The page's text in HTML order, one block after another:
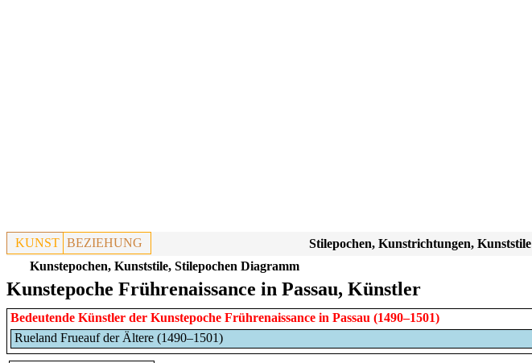
KUNST BEZIEHUNG
Stilepochen, Kunstrichtungen, Kunststile
Kunstepochen, Kunststile, Stilepochen Diagramm
Kunstepoche Frührenaissance in Passau, Künstler
Bedeutende Künstler der Kunstepoche Frührenaissance in Passau (1490–1501)
Rueland Frueauf der Ältere (1490–1501)